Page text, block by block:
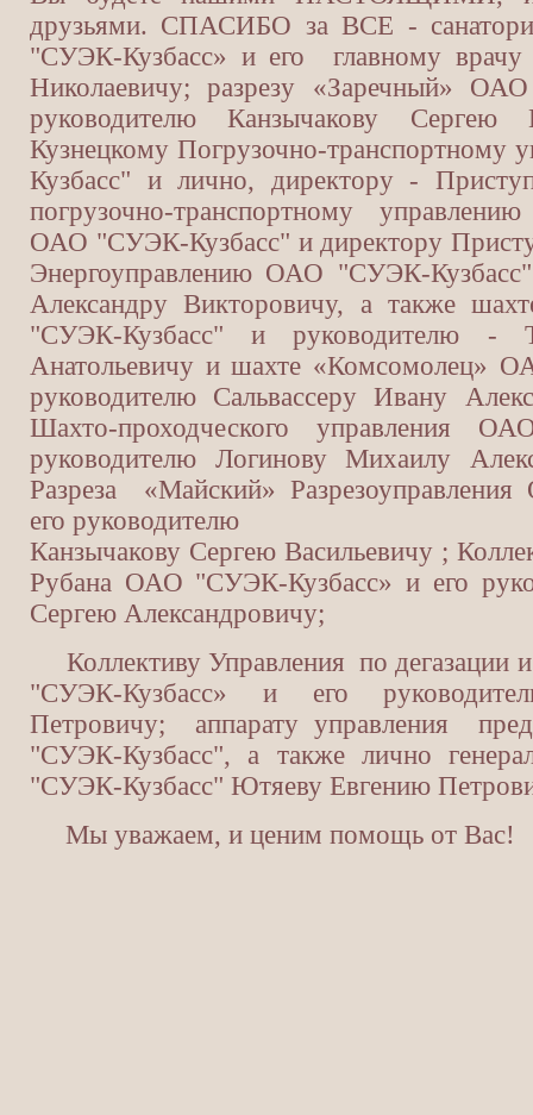
друзьями. СПАСИБО за ВСЕ -
"СУЭК-Кузбасс» и его главному
Николаевичу; разрезу «Заречный»
руководителю Канзычакову Сергею
Кузнецкому Погрузочно-
Кузбасс" и лично, директору -
погрузочно-транспортному
ОАО "СУЭК-Кузбасс" и директору
Энергоуправлению ОАО "СУЭК-
Александру Викторовичу, а также
"СУЭК-Кузбасс" и руководителю -
Анатольевичу и шахте «Комсомолец»
руководителю Сальвассеру Ивану
Шахто-проходческого управления
руководителю Логинову Михаилу
Разреза «Майский»
его руководителю
Канзычакову Сергею Васильевичу ;
Рубана ОАО "СУЭК-Кузбасс» и его
Сергею Александровичу;
Коллективу Управления по дегазации
"СУЭК-Кузбасс» и его
Петровичу; аппарату управления
"СУЭК-Кузбасс", а также лично
"СУЭК-Кузбасс" Ютяеву Евгению
Мы уважаем, и ценим помощь от Вас!